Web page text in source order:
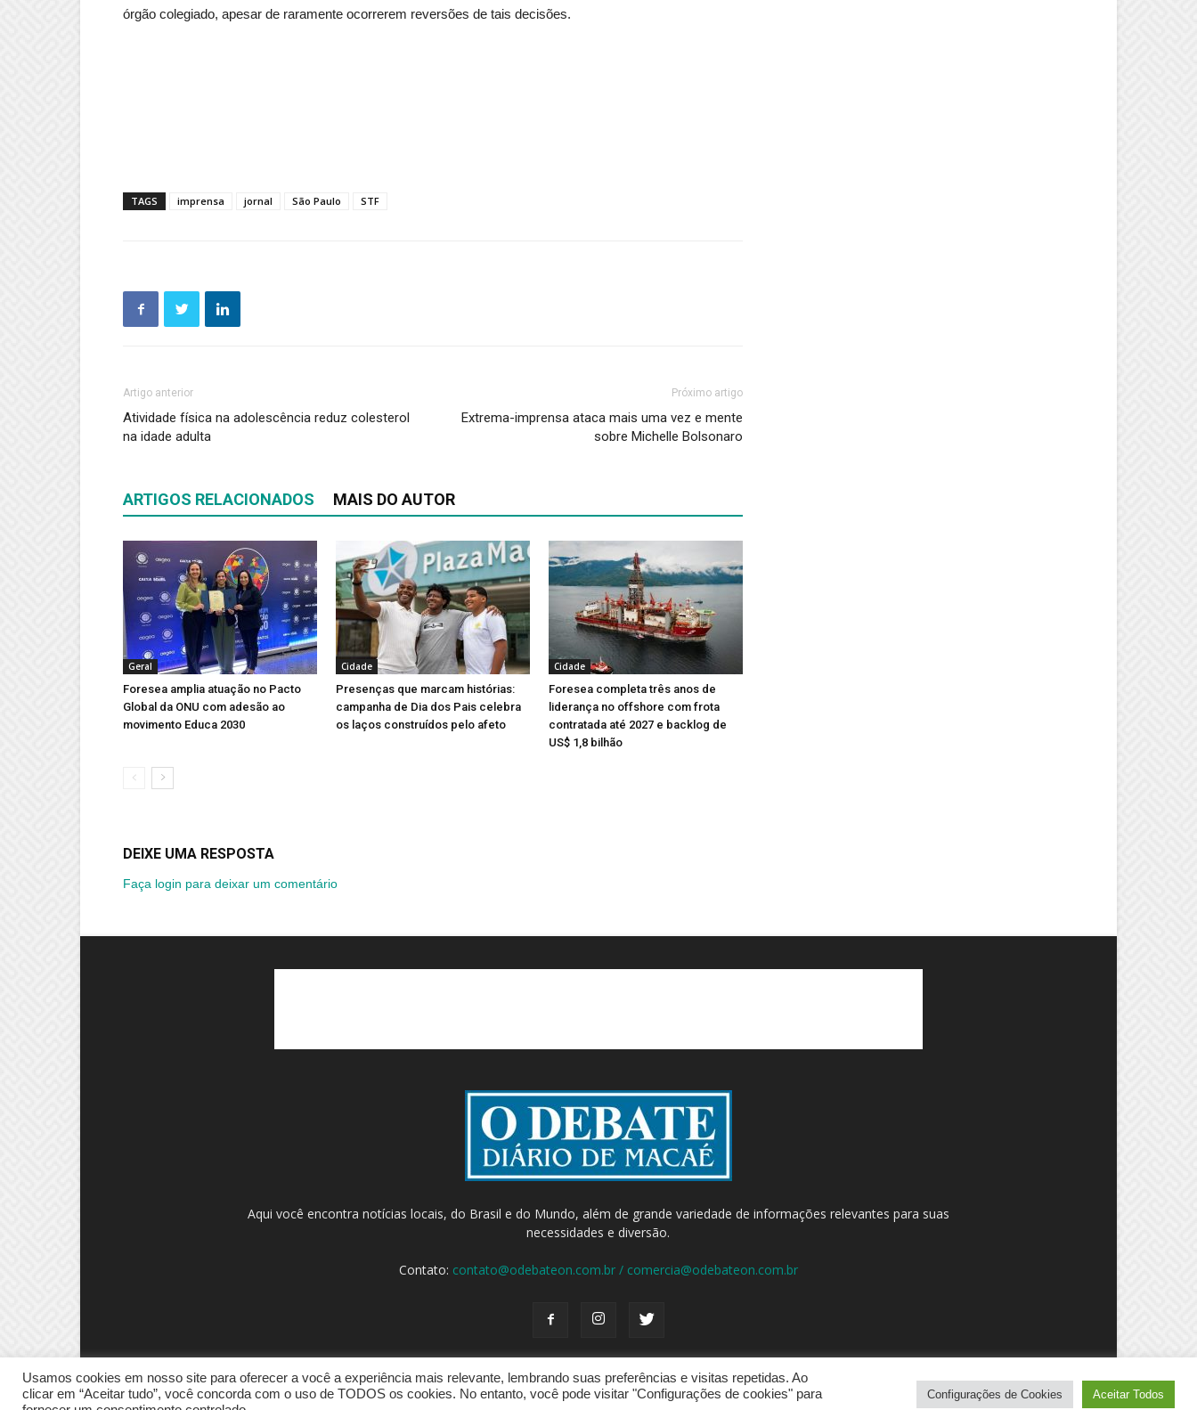
órgão colegiado, apesar de raramente ocorrerem reversões de tais decisões.
TAGS imprensa jornal São Paulo STF
Artigo anterior
Atividade física na adolescência reduz colesterol
na idade adulta
Próximo artigo
Extrema-imprensa ataca mais uma vez e mente
sobre Michelle Bolsonaro
ARTIGOS RELACIONADOS MAIS DO AUTOR
Geral
Foresea amplia atuação no Pacto
Global da ONU com adesão ao
movimento Educa 2030
Cidade
Presenças que marcam histórias:
campanha de Dia dos Pais celebra
os laços construídos pelo afeto
Cidade
Foresea completa três anos de
liderança no offshore com frota
contratada até 2027 e backlog de
US$ 1,8 bilhão
DEIXE UMA RESPOSTA
Faça login para deixar um comentário
Aqui você encontra notícias locais, do Brasil e do Mundo, além de grande variedade de informações relevantes para suas
necessidades e diversão.
Contato: contato@odebateon.com.br / comercia@odebateon.com.br
Usamos cookies em nosso site para oferecer a você a experiência mais relevante, lembrando suas preferências e visitas repetidas. Ao
clicar em “Aceitar tudo”, você concorda com o uso de TODOS os cookies. No entanto, você pode visitar "Configurações de cookies" para
Configurações de Cookies Aceitar Todos